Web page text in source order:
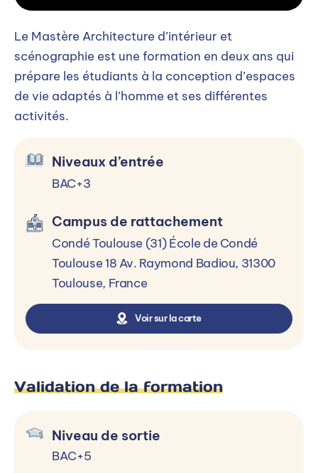
Le Mastère Architecture d’intérieur et
scénographie est une formation en deux ans qui
prépare les étudiants à la conception d’espaces
de vie adaptés à l’homme et ses différentes
activités.
Niveaux d’entrée
BAC+3
Campus de rattachement
Condé Toulouse (31) École de Condé
Toulouse 18 Av. Raymond Badiou, 31300
Toulouse, France
Voir sur la carte
Validation de la formation
Niveau de sortie
BAC+5